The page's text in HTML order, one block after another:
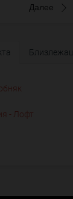
Далее
- Лофт